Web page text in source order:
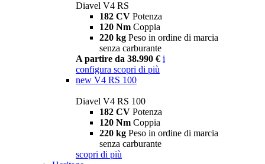
Diavel V4 RS
182 CV Potenza
120 Nm Coppia
220 kg Peso in ordine di marcia
senza carburante
A partire da 38.990 € i
configura scopri di più
new V4 RS 100
Diavel V4 RS 100
182 CV Potenza
120 Nm Coppia
220 kg Peso in ordine di marcia
senza carburante
scopri di più